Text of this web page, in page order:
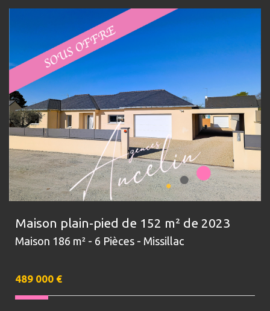
Maison plain-pied de 152 m² de 2023
Maison 186 m² - 6 Pièces - Missillac
489 000 €